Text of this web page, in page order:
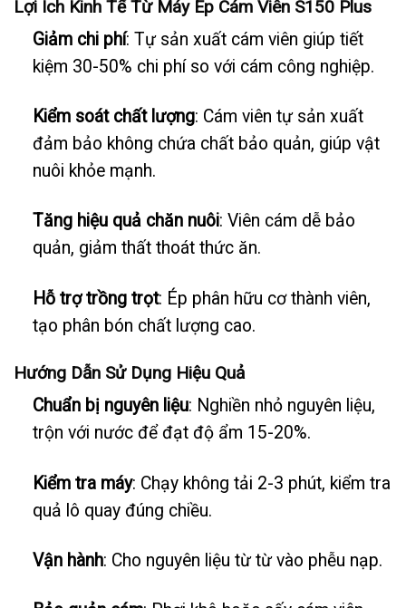
Lợi Ích Kinh Tế Từ Máy Ép Cám Viên S150 Plus
Giảm chi phí: Tự sản xuất cám viên giúp tiết
kiệm 30-50% chi phí so với cám công nghiệp.
Kiểm soát chất lượng: Cám viên tự sản xuất
đảm bảo không chứa chất bảo quản, giúp vật
nuôi khỏe mạnh.
Tăng hiệu quả chăn nuôi: Viên cám dễ bảo
quản, giảm thất thoát thức ăn.
Hỗ trợ trồng trọt: Ép phân hữu cơ thành viên,
tạo phân bón chất lượng cao.
Hướng Dẫn Sử Dụng Hiệu Quả
Chuẩn bị nguyên liệu: Nghiền nhỏ nguyên liệu,
trộn với nước để đạt độ ẩm 15-20%.
Kiểm tra máy: Chạy không tải 2-3 phút, kiểm tra
quả lô quay đúng chiều.
Vận hành: Cho nguyên liệu từ từ vào phễu nạp.